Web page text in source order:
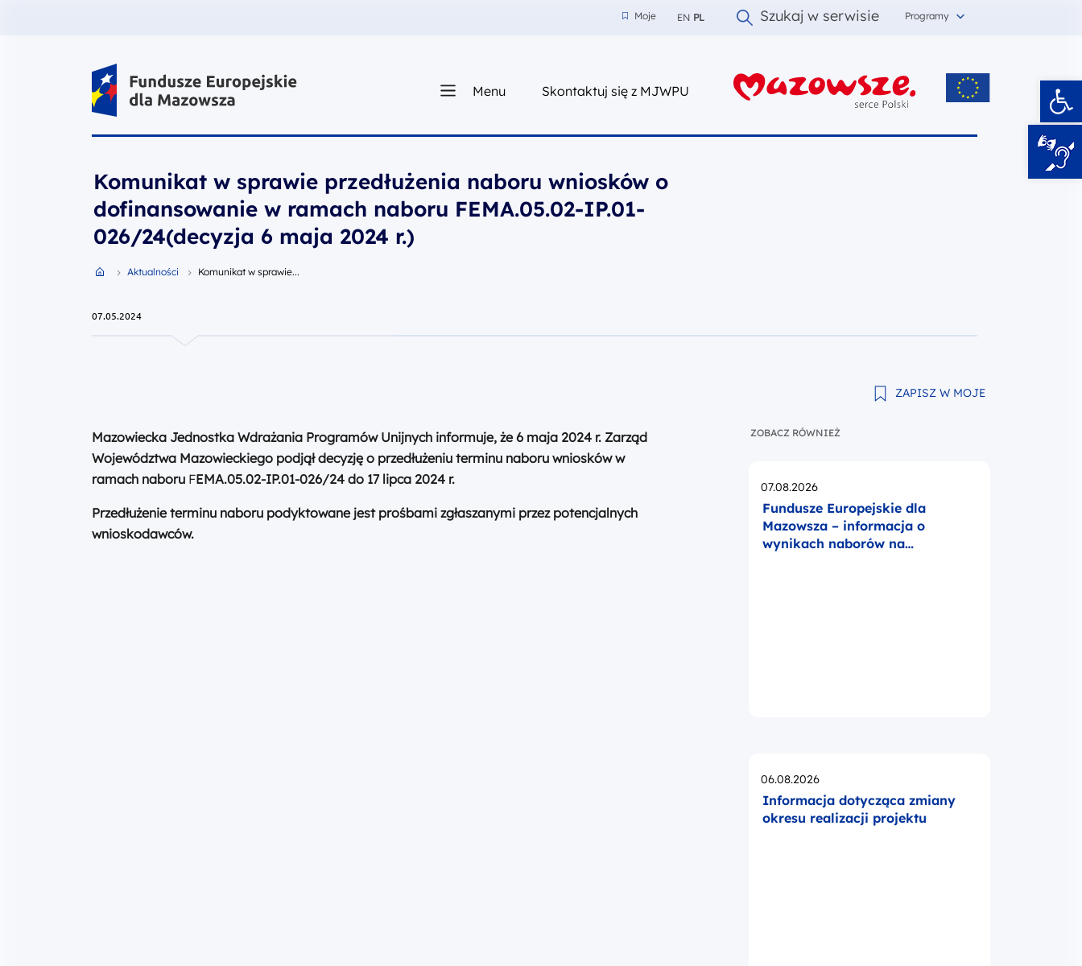
Moje
Moje EN PL Szukaj w serwisie Programy
Fundusze Europejskie dla Mazowsza Menu Skontaktuj się z MJWPUz nami
Komunikat w sprawie przedłużenia naboru wniosków o
dofinansowanie w ramach naboru FEMA.05.02-IP.01-
026/24(decyzja 6 maja 2024 r.)
Przejdź do strony głównej portalu
Aktualności Komunikat w sprawie...
07.05.2024
ZAPISZ W MOJE
Mazowiecka Jednostka Wdrażania Programów Unijnych informuje, że 6 maja 2024 r. Zarząd
Województwa Mazowieckiego podjął decyzję o przedłużeniu terminu naboru wniosków w
ramach naboru FEMA.05.02-IP.01-026/24 do 17 lipca 2024 r.
Przedłużenie terminu naboru podyktowane jest prośbami zgłaszanymi przez potencjalnych
wnioskodawców.
ZOBACZ RÓWNIEŻ
Opublikowano
07.08.2026
Fundusze Europejskie dla
Mazowsza – informacja o
wynikach naborów na
Opublikowano
06.08.2026
Informacja dotycząca zmiany
okresu realizacji projektu